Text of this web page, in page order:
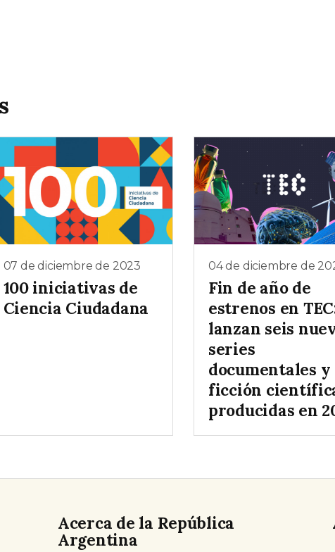
07 de diciembre de 2023
100 iniciativas de
Ciencia Ciudadana
04 de diciembre de
Fin de año de
estrenos en
lanzan seis
series
documentales y
ficción
producidas en
Acerca de la República
Argentina